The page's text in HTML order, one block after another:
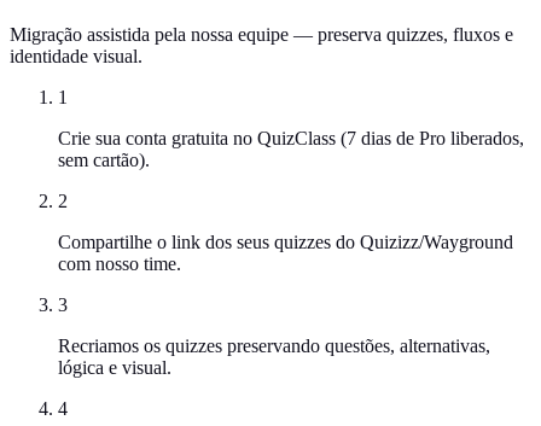
Migração assistida pela nossa equipe — preserva quizzes, fluxos e
identidade visual.
1
Crie sua conta gratuita no QuizClass (7 dias de Pro liberados,
sem cartão).
2
Compartilhe o link dos seus quizzes do Quizizz/Wayground
com nosso time.
3
Recriamos os quizzes preservando questões, alternativas,
lógica e visual.
4